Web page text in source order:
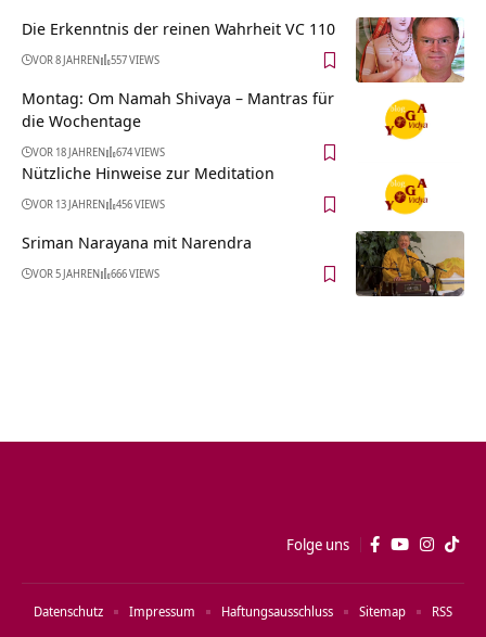
Die Erkenntnis der reinen Wahrheit VC 110
VOR 8 JAHREN 557 VIEWS
Montag: Om Namah Shivaya – Mantras für
die Wochentage
VOR 18 JAHREN 674 VIEWS
Nützliche Hinweise zur Meditation
VOR 13 JAHREN 456 VIEWS
Sriman Narayana mit Narendra
VOR 5 JAHREN 666 VIEWS
Folge uns
Datenschutz Impressum Haftungsausschluss Sitemap RSS